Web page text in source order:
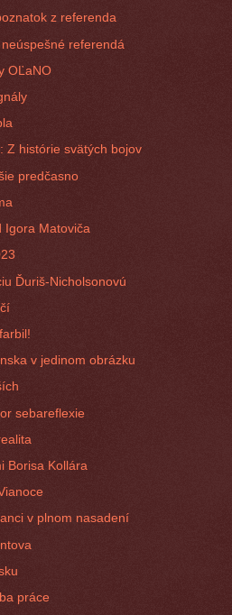
z referenda
referendá
OĽaNO
Z histórie svätých bojov
predčasno
Igora Matoviča
Ďuriš-Nicholsonovú
v jedinom obrázku
sebareflexie
Borisa Kollára
v plnom nasadení
práce